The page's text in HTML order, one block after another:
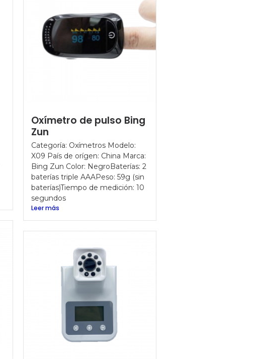
Oxímetro de pulso Bing
Zun
Categoría: Oxímetros Modelo:
X09 País de orígen: China Marca:
Bing Zun Color: NegroBaterías: 2
baterías triple AAAPeso: 59g (sin
baterías)Tiempo de medición: 10
segundos
Leer más